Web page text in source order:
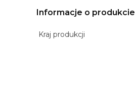
Informacje o produkcie
Kraj produkcji